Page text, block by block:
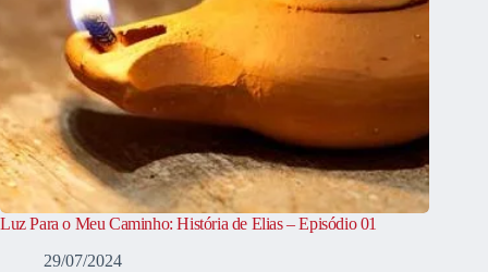
Luz Para o Meu Caminho: História de Elias – Episódio 01
29/07/2024